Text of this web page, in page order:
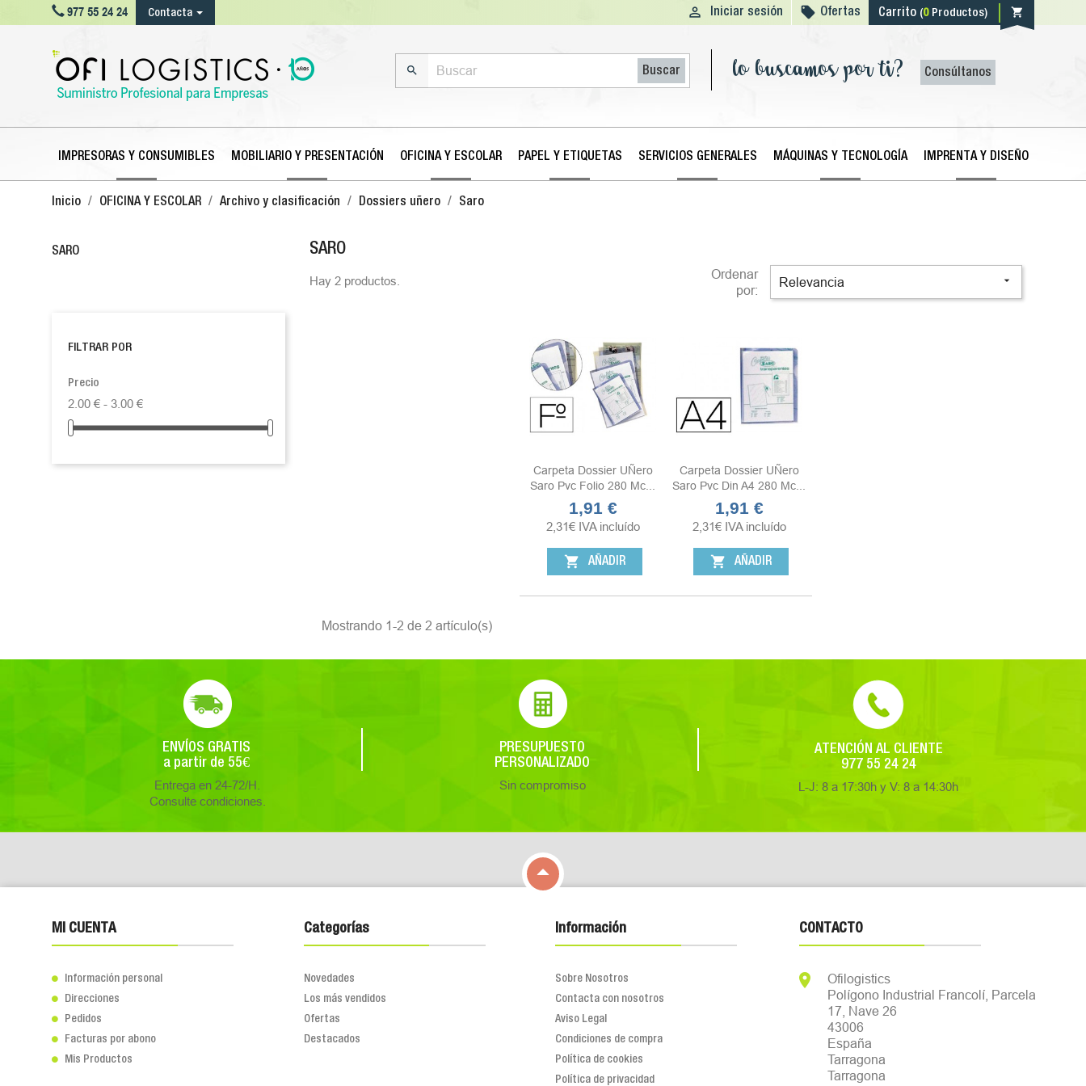
977 55 24 24 Contacta  Iniciar sesión  Ofertas Carrito (0Productos) shopping_cart
 Buscar lo buscamos por ti? Consúltanos
IMPRESORAS Y CONSUMIBLES MOBILIARIO Y PRESENTACIÓN OFICINA Y ESCOLAR PAPEL Y ETIQUETAS SERVICIOS GENERALES MÁQUINAS Y TECNOLOGÍA IMPRENTA Y DISEÑO
Inicio OFICINA Y ESCOLAR Archivo y clasificación Dossiers uñero Saro
SARO
FILTRAR POR
Precio
2.00 € - 3.00 €
SARO
Hay 2 productos.
Ordenar
por:
Relevancia 
Carpeta Dossier UÑero
Saro Pvc Folio 280 Mc...
Precio
1,91 €
2,31€ IVA incluído
shopping_cart AÑADIR
Carpeta Dossier UÑero
Saro Pvc Din A4 280 Mc...
Precio
1,91 €
2,31€ IVA incluído
shopping_cart AÑADIR
Mostrando 1-2 de 2 artículo(s)
ENVÍOS GRATIS
a partir de 55€
Entrega en 24-72/H.
Consulte condiciones.
PRESUPUESTO
PERSONALIZADO
Sin compromiso
ATENCIÓN AL CLIENTE
977 55 24 24
L-J: 8 a 17:30h y V: 8 a 14:30h

MI CUENTA
 Información personal
 Direcciones
 Pedidos
 Facturas por abono
 Mis Productos
Categorías
Novedades
Los más vendidos
Ofertas
Destacados
Información
Sobre Nosotros
Contacta con nosotros
Aviso Legal
Condiciones de compra
Política de cookies
Política de privacidad
CONTACTO

Ofilogistics
Polígono Industrial Francolí, Parcela
17, Nave 26
43006
España
Tarragona
Tarragona